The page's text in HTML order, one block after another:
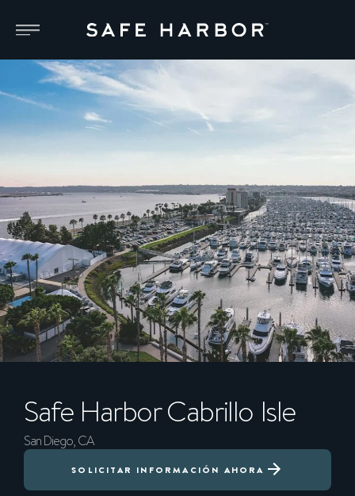
Safe HarborCabrillo Isle
San Diego, CA
SOLICITAR INFORMACIÓN AHORA